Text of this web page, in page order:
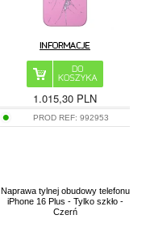
1.015,30 PLN
PROD REF:992953
Naprawa tylnej obudowy telefonu
iPhone 16 Plus - Tylko szkło -
Czerń